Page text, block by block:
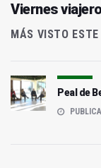
Viernes
MÁS VISTO ESTE
Peal de